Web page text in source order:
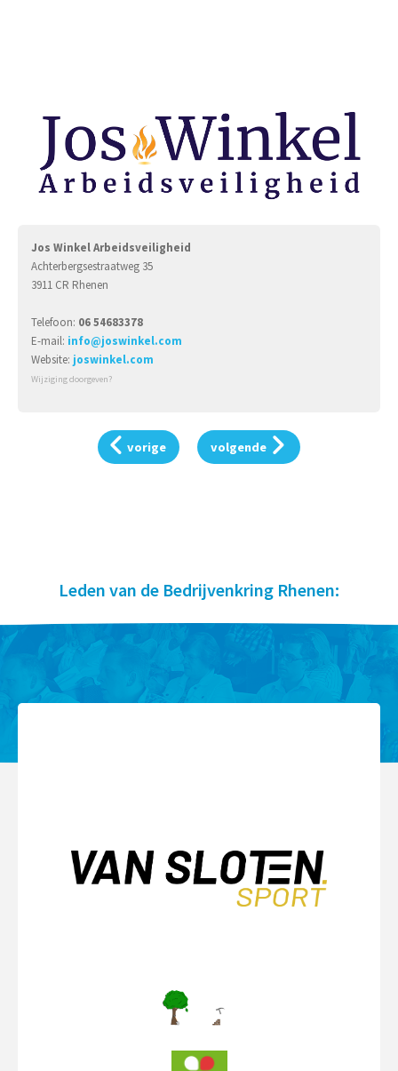
Jos Winkel Arbeidsveiligheid
Achterbergsestraatweg 35
3911 CR Rhenen
Telefoon: 06 54683378
E-mail: info@joswinkel.com
Website: joswinkel.com
Wijziging doorgeven?
vorige volgende
Leden van de Bedrijvenkring Rhenen: